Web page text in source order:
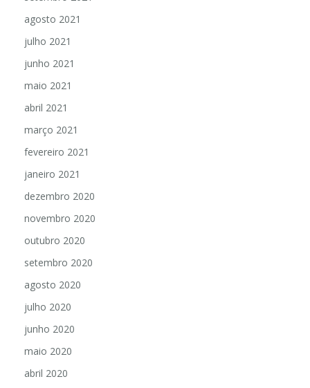
agosto 2021
julho 2021
junho 2021
maio 2021
abril 2021
março 2021
fevereiro 2021
janeiro 2021
dezembro 2020
novembro 2020
outubro 2020
setembro 2020
agosto 2020
julho 2020
junho 2020
maio 2020
abril 2020